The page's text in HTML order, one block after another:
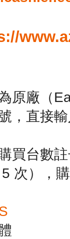
原廠（
，直接
買台數
次），